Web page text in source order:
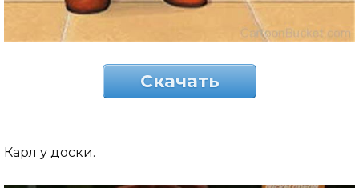
Скачать
Карл у доски.